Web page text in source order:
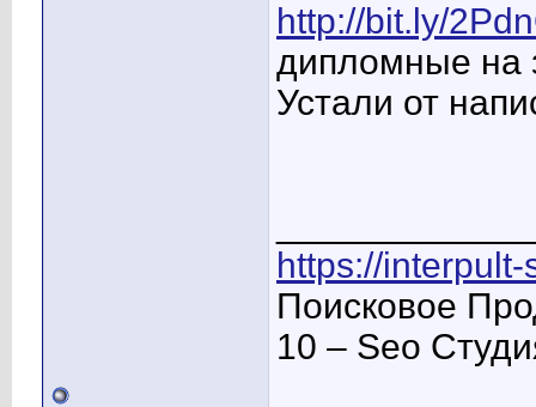
http://bit.ly/
дипломные на
Устали от
https://
Поисковое
10 – Seo